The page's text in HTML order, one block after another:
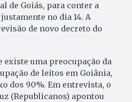
de Goiás, para conter a
no dia 14. A
de novo decreto do
existe uma preocupação da
de leitos em Goiânia,
dos 90%. Em entrevista, o
(Republicanos) apontou